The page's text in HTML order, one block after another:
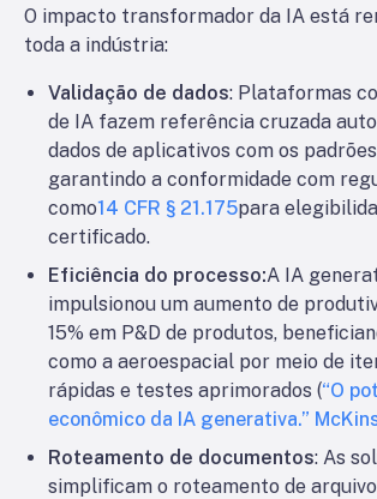
O impacto transformador da IA está
toda a indústria:
Validação de dados: Plataformas
de IA fazem referência cruzada
dados de aplicativos com os
garantindo a conformidade com
como14 CFR § 21.175para
certificado.
Eficiência do processo:A IA
impulsionou um aumento de
15% em P&D de produtos,
como a aeroespacial por meio de
rápidas e testes aprimorados (“O
econômico da IA generativa.”
Roteamento de documentos: As
simplificam o roteamento de